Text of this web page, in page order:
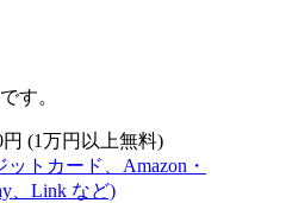
す。
円 (1万円以上無料)